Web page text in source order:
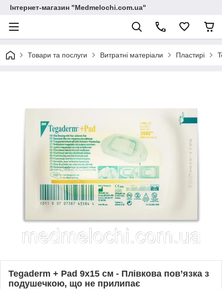
Інтернет-магазин "Medmelochi.com.ua"
Товари та послуги Витратні матеріали Пластирі
Tegaderm + Pad 9х15 см - Плівкова пов’язка з
подушечкою, що не прилипає